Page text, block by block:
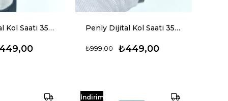
Penly Dijital Kol Saati 356 Model Siyah Turuncu +4 Renk Kronometre-Alarmlı 5ATM Su Geçirmez Penly Dijital Kol Saati 356 Model Siyah Yeşil +4 Renk Kronometre-Alarmlı 5ATM Su Geçirmez
₺449,00
₺999,00
İndirim